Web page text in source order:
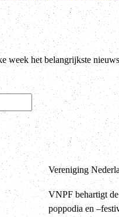
week het belangrijkste
Vereniging
VNPF behartigt
poppodia en